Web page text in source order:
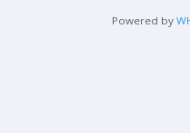
Powered by